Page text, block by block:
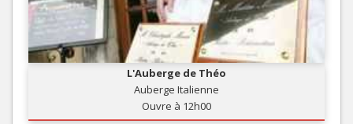
L'Auberge de Théo
Auberge Italienne
Ouvre à 12h00